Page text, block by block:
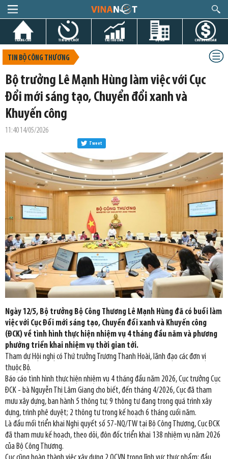
TRANG CHỦ TIN GIỜ CHÓT THỊ TRƯỜNG DỰ ÁN CHỨNG KHOÁN
TIN BỘ CÔNG THƯƠNG
Bộ trưởng Lê Mạnh Hùng làm việc với Cục
Đổi mới sáng tạo, Chuyển đổi xanh và
Khuyến công
11:40 14/05/2026
Tweet
Ngày 12/5, Bộ trưởng Bộ Công Thương Lê Mạnh Hùng đã có buổi làm
việc với Cục Đổi mới sáng tạo, Chuyển đổi xanh và Khuyến công
(ĐCK) về tình hình thực hiện nhiệm vụ 4 tháng đầu năm và phương
phướng triển khai nhiệm vụ thời gian tới.
Tham dự Hội nghị có Thứ trưởng Trương Thanh Hoài, lãnh đạo các đơn vị
thuộc Bộ.
Báo cáo tình hình thực hiện nhiệm vụ 4 tháng đầu năm 2026, Cục trưởng Cục
ĐCK - bà Nguyễn Thị Lâm Giang cho biết, đến tháng 4/2026, Cục đã tham
mưu xây dựng, ban hành 5 thông tư; 9 thông tư đang trong quá trình xây
dựng, trình phê duyệt; 2 thông tư trong kế hoạch 6 tháng cuối năm.
Là đầu mối triển khai Nghị quyết số 57-NQ/TW tại Bộ Công Thương, Cục ĐCK
đã tham mưu kế hoạch, theo dõi, đôn đốc triển khai 138 nhiệm vụ năm 2026
của Bộ Công Thương.